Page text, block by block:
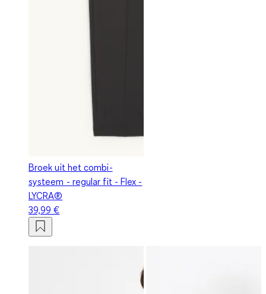
Broek uit het combi-
systeem - regular fit - Flex -
LYCRA®
39,99 €